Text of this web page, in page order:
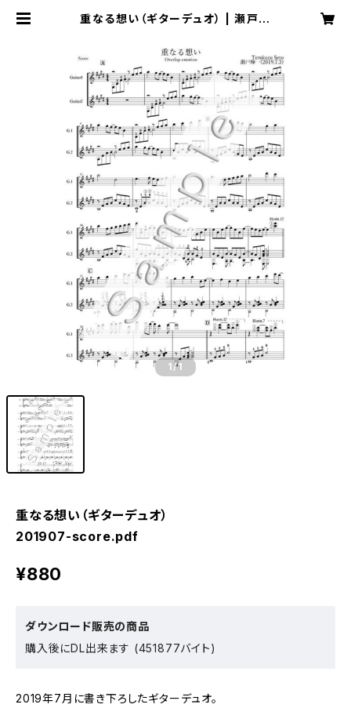
重なる想い（ギターデュオ） | 瀬戸輝
1/1
重なる想い（ギターデュオ）
201907-score.pdf
¥880
ダウンロード販売の商品
購入後にDL出来ます (451877バイト)
2019年7月に書き下ろしたギターデュオ。